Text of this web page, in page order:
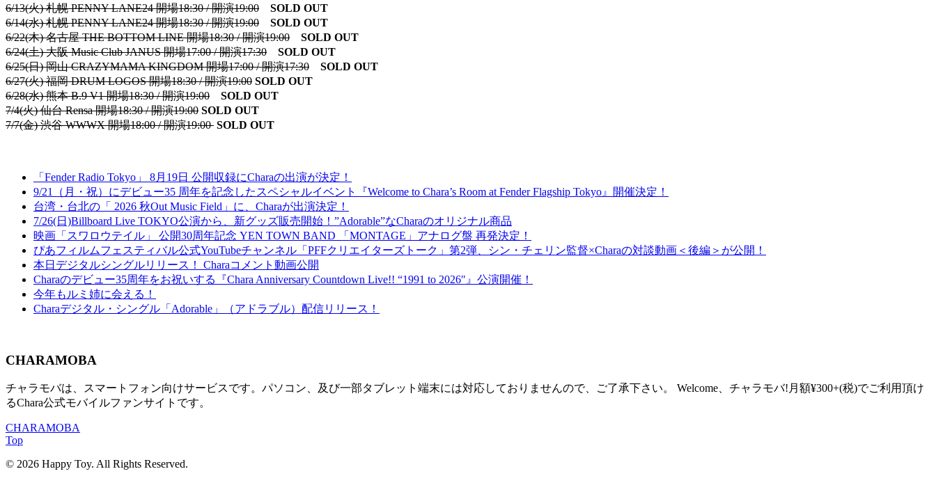
6/13(火) 札幌 PENNY LANE24 開場18:30 / 開演19:00
SOLD OUT
6/14(水) 札幌 PENNY LANE24 開場18:30 / 開演19:00
SOLD OUT
6/22(木) 名古屋 THE BOTTOM LINE 開場18:30 / 開演19:00
SOLD OUT
6/24(土) 大阪 Music Club JANUS 開場17:00 / 開演17:30
SOLD OUT
6/25(日) 岡山 CRAZYMAMA KINGDOM 開場17:00 / 開演17:30
SOLD OUT
6/27(火) 福岡 DRUM LOGOS 開場18:30 / 開演19:00 SOLD OUT
6/28(水) 熊本 B.9 V1 開場18:30 / 開演19:00
SOLD OUT
7/4(火) 仙台 Rensa 開場18:30 / 開演19:00 SOLD OUT
7/7(金) 渋谷 WWWX 開場18:00 / 開演19:00 SOLD OUT
「Fender Radio Tokyo」 8月19日 公開収録にCharaの出演が決定！
9/21（月・祝）にデビュー35 周年を記念したスペシャルイベント『Welcome to Chara’s Room at Fender Flagship Tokyo』開催決定！
台湾・台北の「 2026 秋Out Music Field」に、Charaが出演決定！
7/26(日)Billboard Live TOKYO公演から、新グッズ販売開始！”Adorable”なCharaのオリジナル商品
映画「スワロウテイル」 公開30周年記念 YEN TOWN BAND 「MONTAGE」アナログ盤 再発決定！
ぴあフィルムフェスティバル公式YouTubeチャンネル「PFFクリエイターズトーク」第2弾、シン・チェリン監督×Charaの対談動画＜後編＞が公開！
本日デジタルシングルリリース！ Charaコメント動画公開
Charaのデビュー35周年をお祝いする『Chara Anniversary Countdown Live!! “1991 to 2026″』公演開催！
今年もルミ姉に会える！
Charaデジタル・シングル「Adorable」（アドラブル）配信リリース！
CHARAMOBA
チャラモバは、スマートフォン向けサービスです。パソコン、及び一部タブレット端末には対応しておりませんので、ご了承下さい。 Welcome、チャラモバ!月額¥300+(税)でご利用頂け
るChara公式モバイルファンサイトです。
CHARAMOBA
Top
© 2026 Happy Toy. All Rights Reserved.